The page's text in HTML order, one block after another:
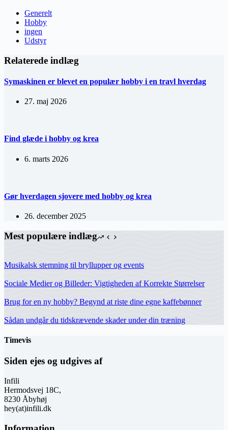
Generelt
Hobby
ingen
Udstyr
Relaterede indlæg
Symaskinen er blevet en populær hobby i en travl hverdag
27. maj 2026
Find glæde i hobby og krea
6. marts 2026
Gør hverdagen sjovere med hobby og krea
26. december 2025
Mest populære indlæg
Musikalsk stemning til bryllupper og events
Sociale Medier og Billeder: Vigtigheden af Korrekte Størrelser
Brug for en ny hobby? Begynd at riste dine egne kaffebønner
Sådan undgår du tidskrævende skader under din træning
Timevis
Siden ejes og udgives af
Infili
Hermodsvej 18C,
8230 Åbyhøj
hey(at)infili.dk